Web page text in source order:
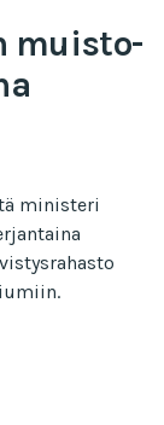
muisto­
ministeri